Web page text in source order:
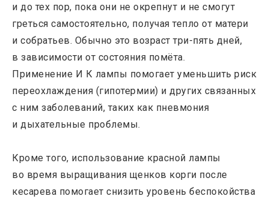
и до тех пор, пока они не окрепнут и не смогут
греться самостоятельно, получая тепло от матери
и собратьев. Обычно это возраст три-пять дней,
в зависимости от состояния помёта.
Применение И К лампы помогает уменьшить риск
переохлаждения (гипотермии) и других связанных
с ним заболеваний, таких как пневмония
и дыхательные проблемы.
Кроме того, использование красной лампы
во время выращивания щенков корги после
кесарева помогает снизить уровень беспокойства